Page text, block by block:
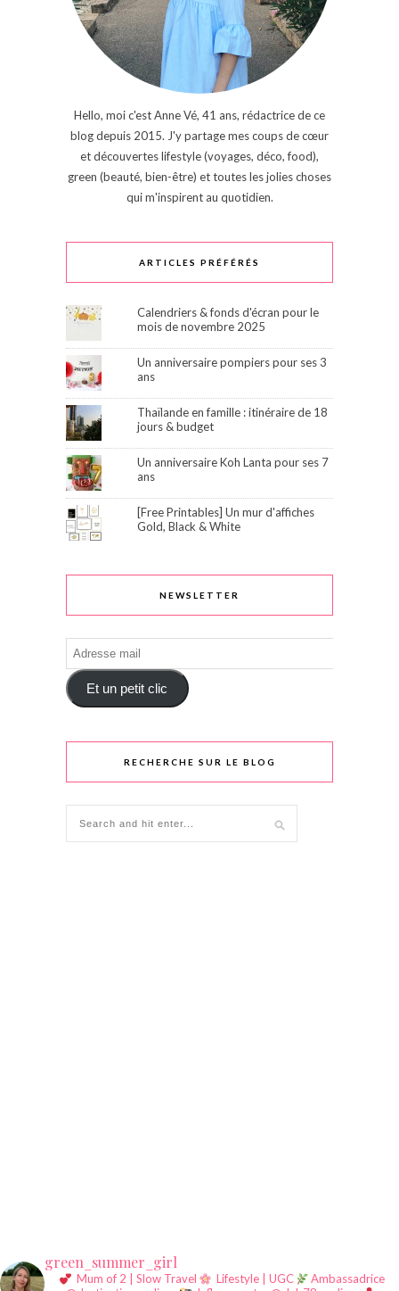
Hello, moi c'est Anne Vé, 41 ans, rédactrice de ce
blog depuis 2015. J'y partage mes coups de cœur
et découvertes lifestyle (voyages, déco, food),
green (beauté, bien-être) et toutes les jolies choses
qui m'inspirent au quotidien.
ARTICLES PRÉFÉRÉS
Calendriers & fonds d'écran pour le
mois de novembre 2025
Un anniversaire pompiers pour ses 3
ans
Thaïlande en famille : itinéraire de 18
jours & budget
Un anniversaire Koh Lanta pour ses 7
ans
[Free Printables] Un mur d'affiches
Gold, Black & White
NEWSLETTER
Adresse
mail
Et un petit clic
RECHERCHE SUR LE BLOG
green_summer_girl
Mum of 2 | Slow Travel Lifestyle | UGC
Ambassadrice